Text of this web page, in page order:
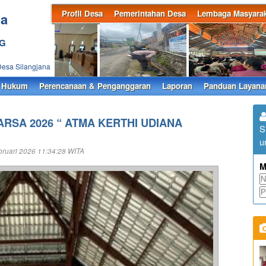
Profil Desa Pemerintahan Desa Lembaga
Silangjana
Perencanaan & Penganggaran Laporan Panduan
2026 “ ATMA KERTHI UDIANA
2026 11:34:28 WITA